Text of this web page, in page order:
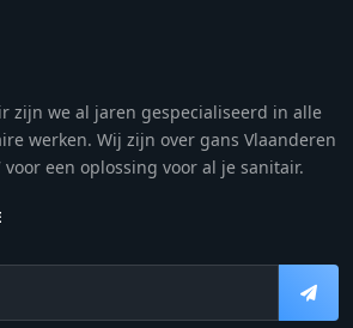
zijn we al jaren gespecialiseerd in alle
werken. Wij zijn over gans Vlaanderen
een oplossing voor al je sanitair.